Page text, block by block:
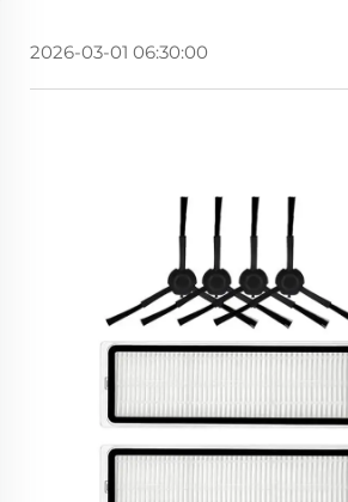
2026-03-01 06:30:00